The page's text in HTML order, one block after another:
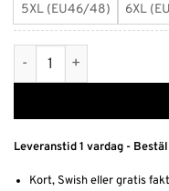
5XL (EU46/48)
6XL
Korsett Midjetränare
Leveranstid 1 vardag -
Kort, Swish eller gratis